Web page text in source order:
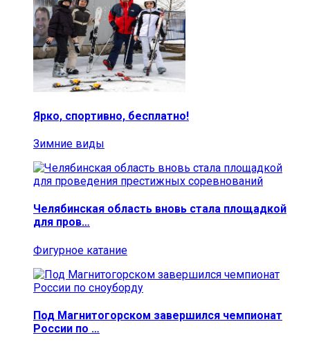
Ярко, спортивно, бесплатно!
Зимние виды
Челябинская область вновь стала площадкой
для пров…
Фигурное катание
Под Магнитогорском завершился чемпионат
России по …